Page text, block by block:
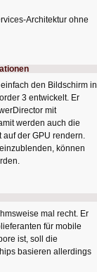
Architektur ohne
den Bildschirm in
3 entwickelt. Er
mit
werden auch die
der GPU rendern.
können
mal recht. Er
für mobile
ist, soll die
basieren allerdings